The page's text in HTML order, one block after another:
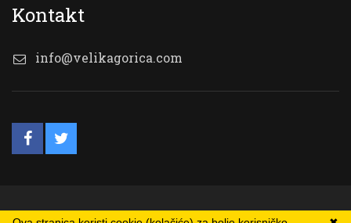
Kontakt
info@velikagorica.com
© VG Online